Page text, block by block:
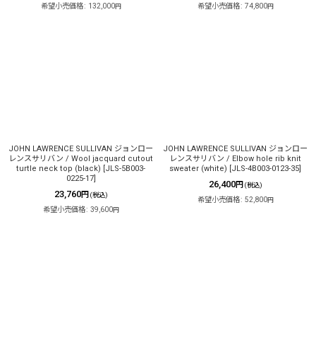
希望小売価格: 132,000円 希望小売価格: 74,800円
JOHN LAWRENCE SULLIVAN ジョンロー
レンスサリバン / Wool jacquard cutout
turtle neck top (black)
JLS-5B003-
0225-17]
23,760円 (税込)
希望小売価格: 39,600円
JOHN LAWRENCE SULLIVAN ジョンロー
レンスサリバン / Elbow hole rib knit
sweater (white)
JLS-4B003-0123-35
26,400円 (税込)
希望小売価格: 52,800円